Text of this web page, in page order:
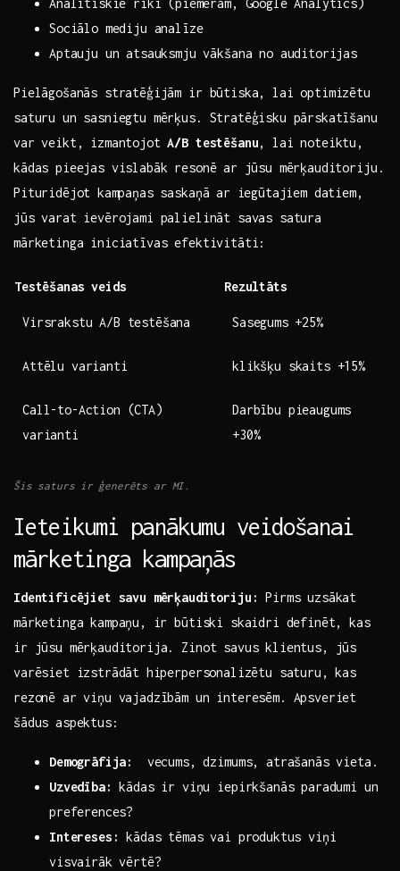
Analītiskie rīki (piemēram, Google Analytics)
Sociālo mediju analīze
Aptauju un atsauksmju vākšana no auditorijas
Pielāgošanās stratēģijām ir būtiska, lai optimizētu
saturu un sasniegtu mērķus. Stratēģisku pārskatīšanu
var veikt, izmantojotA/B testēšanu, lai noteiktu,
kādas pieejas vislabāk resonē ar⁤ jūsu ​mērķauditoriju.
Pituridējot⁢ kampaņas saskaņā ⁢ar iegūtajiem datiem,
jūs varat ievērojami palielināt ​savas satura
mārketinga iniciatīvas​ efektivitāti:
Testēšanas veids Rezultāts
Virsrakstu A/B‌ testēšana Sasegums ⁤+25%
Attēlu varianti klikšķu skaits +15%
Call-to-Action​ (CTA)
varianti
Darbību pieaugums​
+30%
Šis saturs⁢ ir ⁢ģenerēts ar MI.
Ieteikumi panākumu veidošanai⁢
mārketinga kampaņās
Identificējiet savu mērķauditoriju: Pirms uzsākat
mārketinga kampaņu,⁣ ir būtiski skaidri ​definēt, kas
ir jūsu ‌mērķauditorija. Zinot savus klientus, jūs
‍varēsiet izstrādāt ⁣hiperpersonalizētu ‌saturu, kas
rezonē ar viņu vajadzībām un interesēm. Apsveriet⁢
šādus aspektus:
Demogrāfija:
‍ vecums, dzimums, atrašanās vieta.
Uzvedība: kādas​ ir ​viņu iepirkšanās paradumi un
preferences?
Intereses: kādas tēmas vai produktus viņi
visvairāk vērtē?